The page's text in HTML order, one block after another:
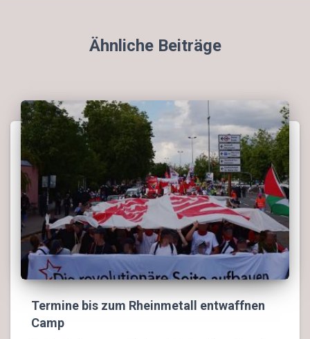
Ähnliche Beiträge
Termine bis zum Rheinmetall entwaffnen
Camp